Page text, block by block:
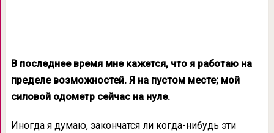
В последнее время мне кажется, что я работаю на
пределе возможностей. Я на пустом месте; мой
силовой одометр сейчас на нуле.
Иногда я думаю, закончатся ли когда-нибудь эти